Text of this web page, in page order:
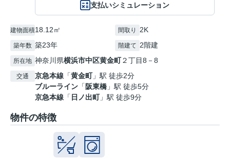
支払いシミュレーション
建物面積18.12㎡ 間取り 2K
築年数 築23年 階建て 2階建
所在地 神奈川県横浜市中区黄金町２丁目8－8
交通 京急本線 「黄金町」駅 徒歩2分
ブルーライン 「 阪東橋 」駅 徒歩5分
京急本線 「 日ノ出町」駅 徒歩9分
物件の特徴